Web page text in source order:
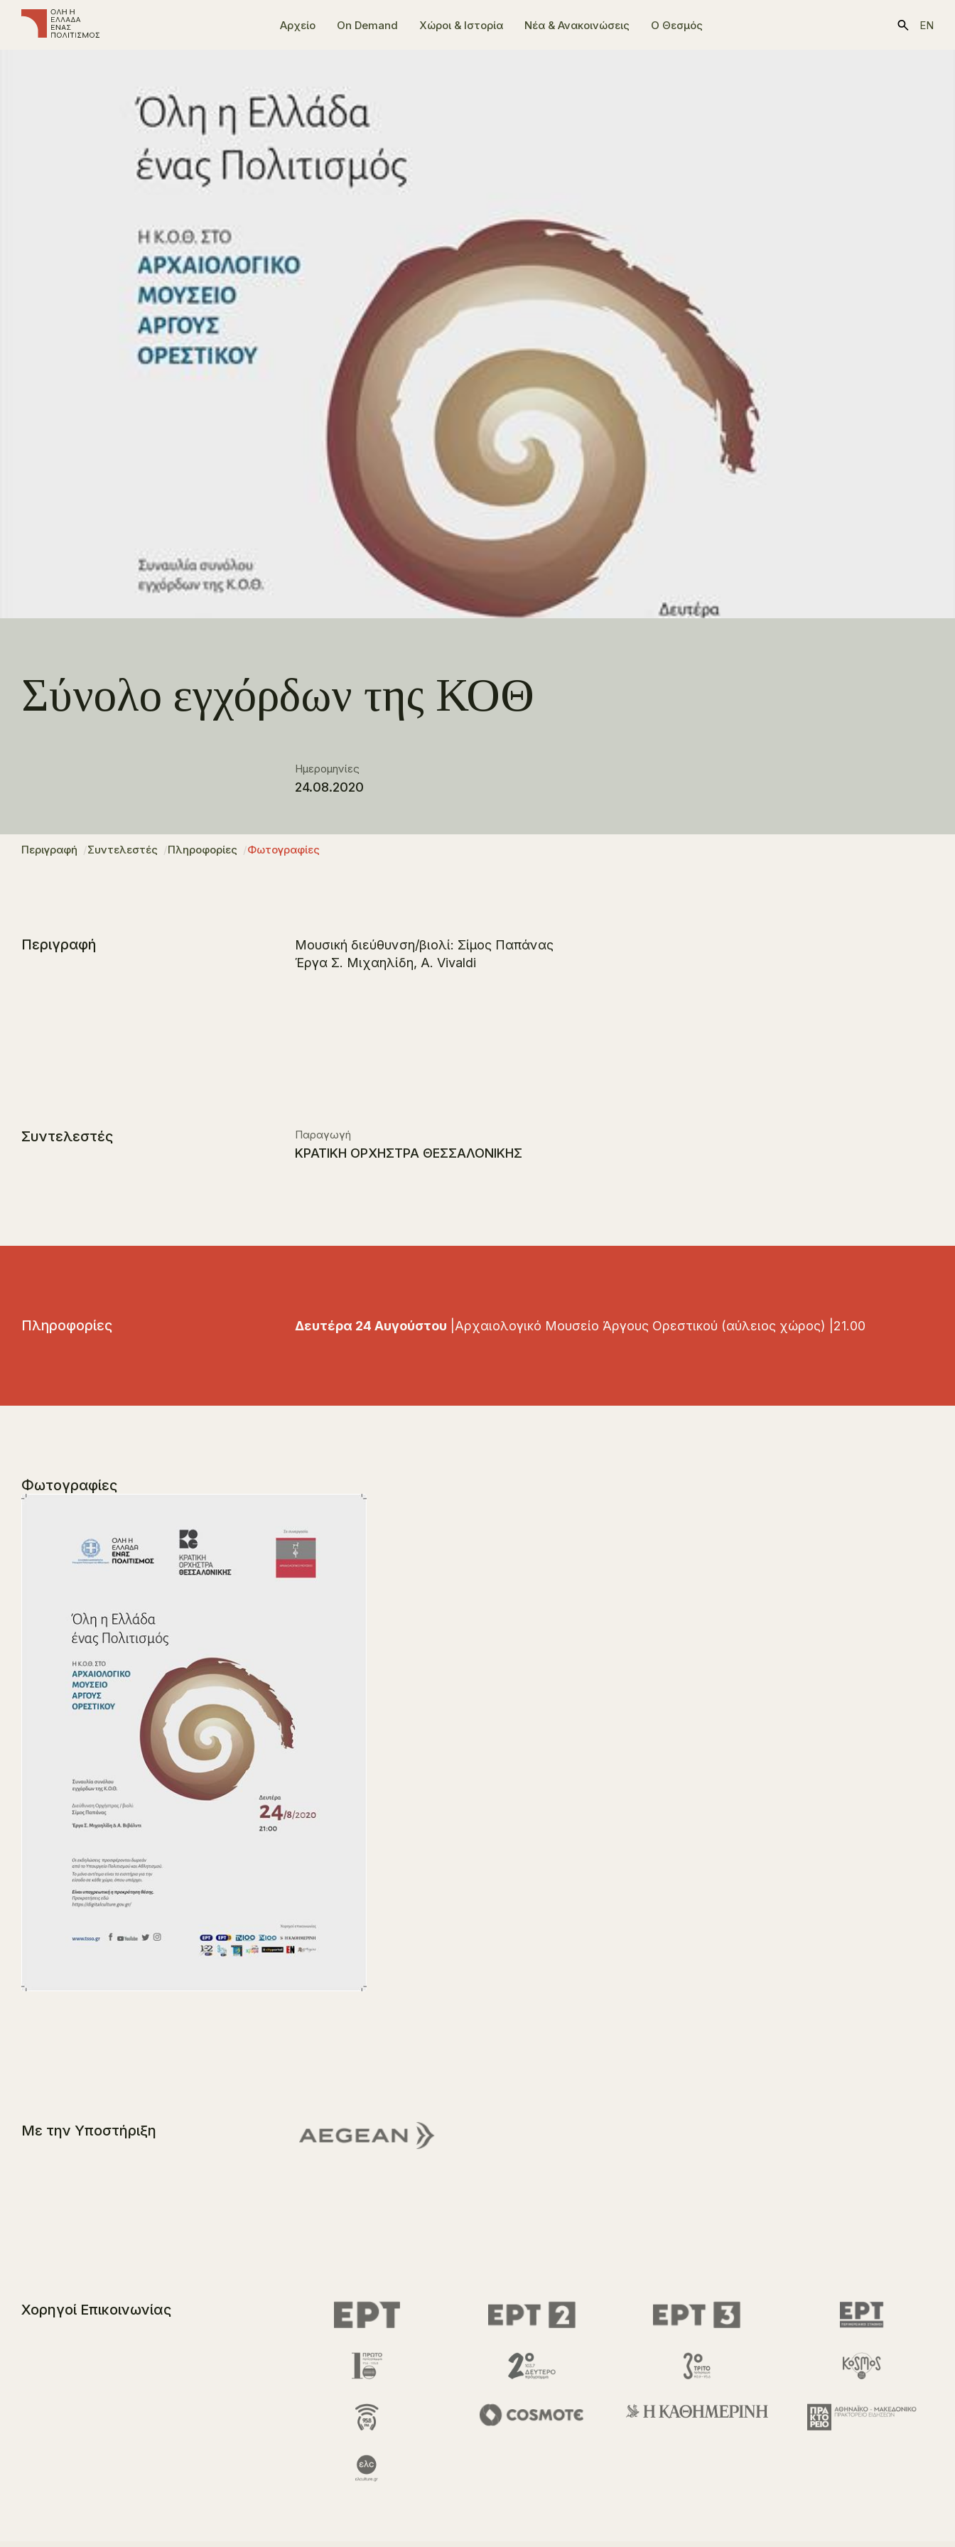
Αρχείο On Demand Χώροι & Ιστορία Νέα & Ανακοινώσεις Ο Θεσμός EN
Σύνολο εγχόρδων της ΚΟΘ
Ημερομηνίες
24.08.2020
Περιγραφή Συντελεστές Πληροφορίες Φωτογραφίες
Περιγραφή
Μουσική διεύθυνση/βιολί: Σίμος Παπάνας
Έργα Σ. Μιχαηλίδη, A. Vivaldi
Συντελεστές Παραγωγή
ΚΡΑΤΙΚΗ ΟΡΧΗΣΤΡΑ ΘΕΣΣΑΛΟΝΙΚΗΣ
Πληροφορίες Δευτέρα 24 Αυγούστου |Αρχαιολογικό Μουσείο Άργους Ορεστικού (αύλειος χώρος) |21.00
Φωτογραφίες
Με την Υποστήριξη
Χορηγοί Επικοινωνίας